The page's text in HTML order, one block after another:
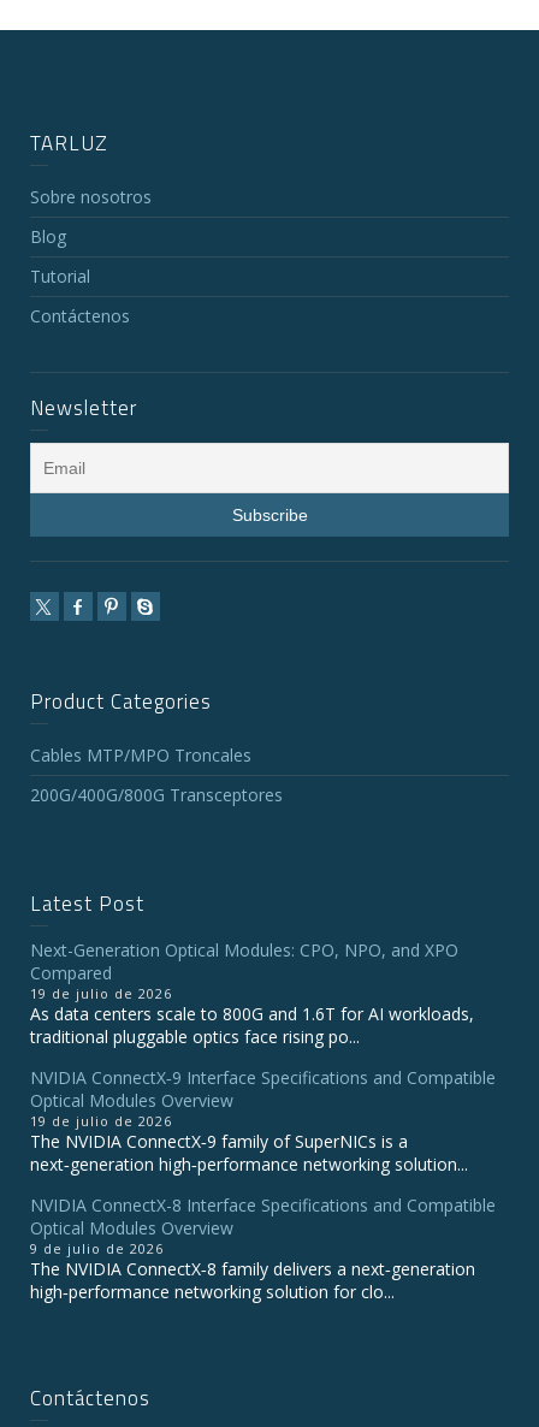
TARLUZ
Sobre nosotros
Blog
Tutorial
Contáctenos
Newsletter
Product Categories
Cables MTP/MPO Troncales
200G/400G/800G Transceptores
Latest Post
Next-Generation Optical Modules: CPO, NPO, and XPO
Compared
19 de julio de 2026
As data centers scale to 800G and 1.6T for AI workloads,
traditional pluggable optics face rising po...
NVIDIA ConnectX‑9 Interface Specifications and Compatible
Optical Modules Overview
19 de julio de 2026
The NVIDIA ConnectX‑9 family of SuperNICs is a
next‑generation high‑performance networking solution...
NVIDIA ConnectX-8 Interface Specifications and Compatible
Optical Modules Overview
9 de julio de 2026
The NVIDIA ConnectX‑8 family delivers a next‑generation
high‑performance networking solution for clo...
Contáctenos